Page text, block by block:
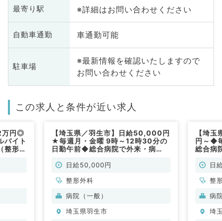
最寄り駅 ※詳細はお問い合わせください
自動車通勤 車通勤可能
駐車場
※最新情報を確認いたしますので
お問い合わせください
この求人と条件が近い求人
万円◎
バイト
整形外
【埼玉県／羽生市】日給50,000円
★毎週月・金曜 9時～12時30分の
日勤午前◆総合病院で外来・病
科／非常勤）
日給50,000円
整形外科
病院（一般）
埼玉県羽生市
【埼
円～◆
総合病
日
整
病
埼